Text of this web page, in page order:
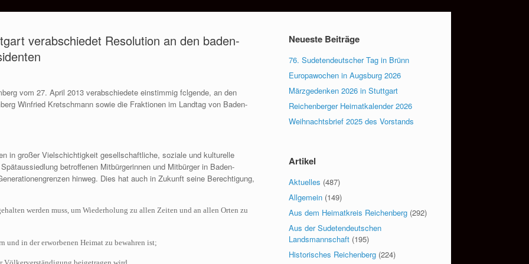
verabschiedet Resolution an den baden-
vom 27. April 2013 verabschiedete einstimmig fclgende, an den
Winfried Kretschmann sowie die Fraktionen im Landtag von Baden-
in großer Vielschichtigkeit gesellschaftliche, soziale und kulturelle
betroffenen Mitbürgerinnen und Mitbürger in Baden-
hinweg. Dies hat auch in Zukunft seine Berechtigung,
werden muss, um Wiederholung zu allen Zeiten und an allen Orten zu
in der erworbenen Heimat zu bewahren ist;
Neueste Beiträge
76. Sudetendeutscher Tag in Brünn
Europawochen in Augsburg 2026
Märzgedenken 2026 in Stuttgart
Reichenberger Heimatkalender 2026
Weihnachtsbrief 2025 des Vorstands
Artikel
Aktuelles (487)
Allgemein (149)
Aus dem Heimatkreis Reichenberg (292)
Aus der Sudetendeutschen
Landsmannschaft (195)
Historisches Reichenberg (224)